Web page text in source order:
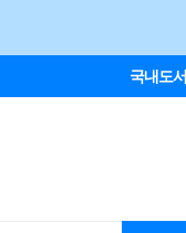
국내도서